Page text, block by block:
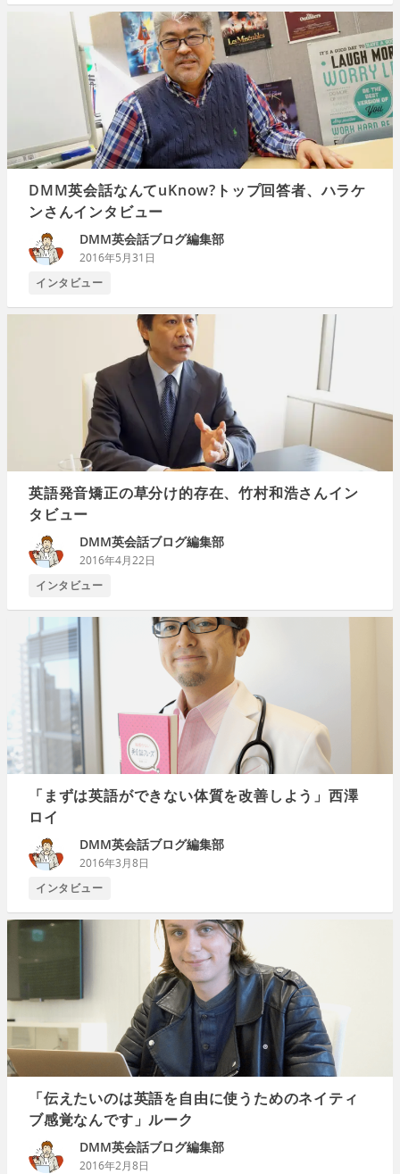
DMM英会話なんてuKnow?トップ回答者、ハラケ
ンさんインタビュー
DMM英会話ブログ編集部
2016年5月31日
インタビュー
英語発音矯正の草分け的存在、竹村和浩さんイン
タビュー
DMM英会話ブログ編集部
2016年4月22日
インタビュー
「まずは英語ができない体質を改善しよう」西澤
ロイ
DMM英会話ブログ編集部
2016年3月8日
インタビュー
「伝えたいのは英語を自由に使うためのネイティ
ブ感覚なんです」ルーク
DMM英会話ブログ編集部
2016年2月8日